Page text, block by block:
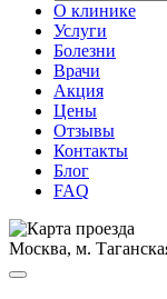
О клинике
Услуги
Болезни
Врачи
Акция
Цены
Отзывы
Контакты
Блог
FAQ
Москва, м.